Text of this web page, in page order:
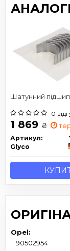
Шатунний
0
1 869 ₴
Артикул:
Glyco
Opel:
90502954